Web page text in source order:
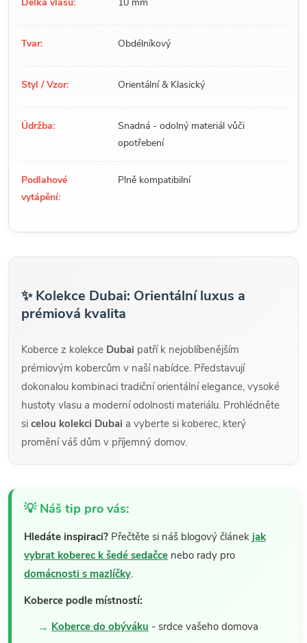
Tvar: Obdélníkový
Styl / Vzor: Orientální & Klasický
Údržba:
Snadná - odolný materiál vůči
opotřebení
Podlahové
vytápění:
Plně kompatibilní
✨ Kolekce Dubai: Orientální luxus a
prémiová kvalita
Koberce z kolekce Dubai patří k nejoblíbenějším
prémiovým kobercům v naší nabídce. Představují
dokonalou kombinaci tradiční orientální elegance, vysoké
hustoty vlasu a moderní odolnosti materiálu. Prohlédněte
si celou kolekci Dubai a vyberte si koberec, který
promění váš dům v příjemný domov.
💡 Náš tip pro vás:
Hledáte inspiraci? Přečtěte si náš blogový článek jak
vybrat koberec k šedé sedačce nebo rady pro
domácnosti s mazlíčky.
Koberce podle místností:
Koberce do obýváku - srdce vašeho domova